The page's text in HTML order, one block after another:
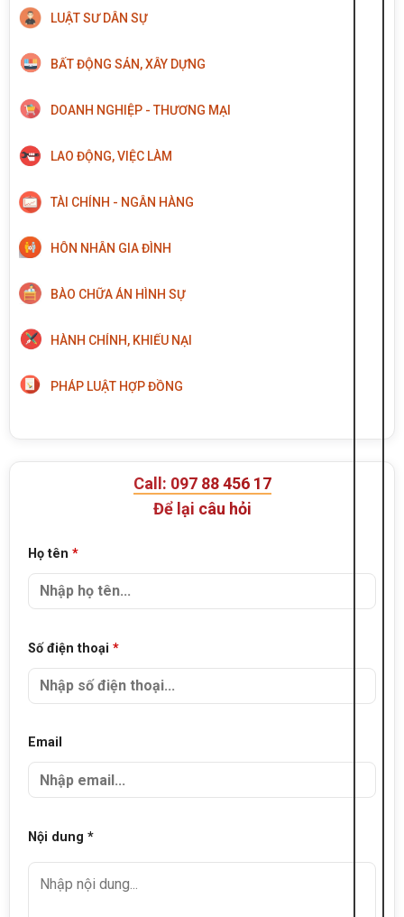
LUẬT SƯ DÂN SỰ
BẤT ĐỘNG SẢN, XÂY DỰNG
DOANH NGHIỆP - THƯƠNG MẠI
LAO ĐỘNG, VIỆC LÀM
TÀI CHÍNH - NGÂN HÀNG
HÔN NHÂN GIA ĐÌNH
BÀO CHỮA ÁN HÌNH SỰ
HÀNH CHÍNH, KHIẾU NẠI
PHÁP LUẬT HỢP ĐỒNG
Call: 097 88 456 17
Để lại câu hỏi
Họ tên *
Số điện thoại *
Email
Nội dung *